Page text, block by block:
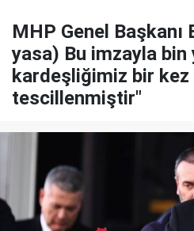
MHP Genel Başkanı
yasa) Bu imzayla bin
kardeşliğimiz bir kez
tescillenmiştir"